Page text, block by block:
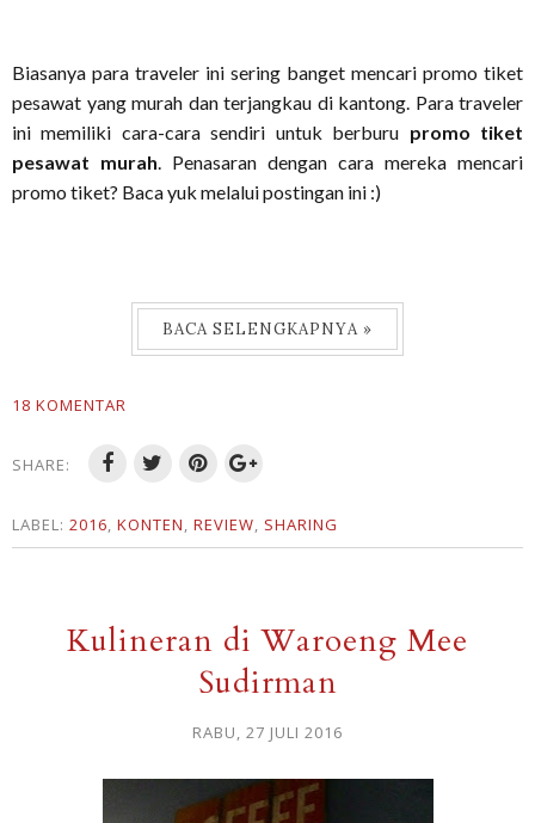
Biasanya para traveler ini sering banget mencari promo tiket
pesawat yang murah dan terjangkau di kantong. Para traveler
ini memiliki cara-cara sendiri untuk berburu promo tiket
pesawat murah. Penasaran dengan cara mereka mencari
promo tiket? Baca yuk melalui postingan ini :)
BACA SELENGKAPNYA »
18 KOMENTAR
SHARE:
LABEL: 2016, KONTEN, REVIEW, SHARING
Kulineran di Waroeng Mee
Sudirman
RABU, 27 JULI 2016